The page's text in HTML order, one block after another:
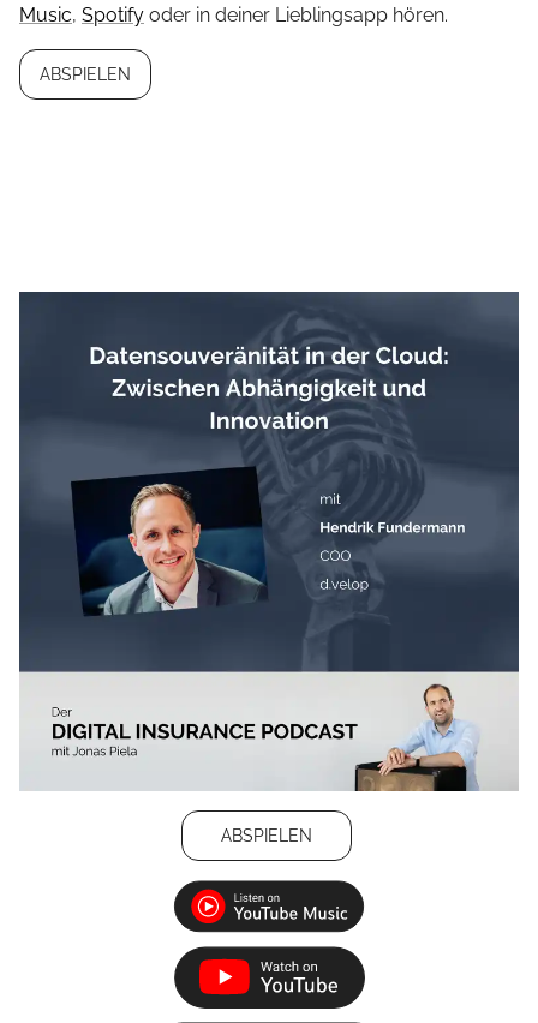
Music, Spotify oder in deiner Lieblingsapp hören.
ABSPIELEN
ABSPIELEN